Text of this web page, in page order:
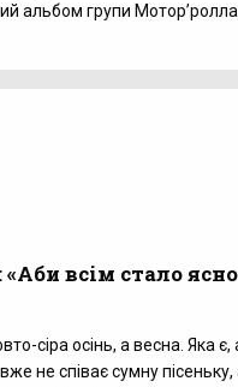
альбом групи
всім стало
сіра осінь, а весна. Яка є,
не співає сумну